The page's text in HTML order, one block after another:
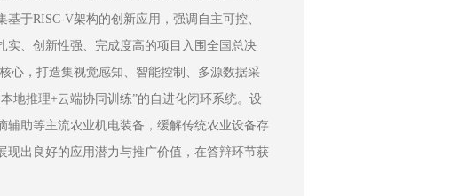
于RISC-V架构的创新应用，强调自主可控、
、创新性强、完成度高的项目入围全国总决
心，打造集视觉感知、智能控制、多源数据采
地推理+云端协同训练”的自进化闭环系统。设
助等主流农业机电装备，缓解传统农业设备存
出良好的应用潜力与推广价值，在答辩环节获